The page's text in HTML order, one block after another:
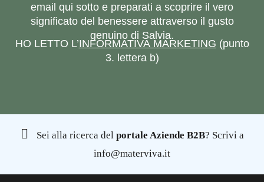
email qui sotto e preparati a scoprire il vero
significato del benessere attraverso il gusto
genuino di Salvia.
HO LETTO L’INFORMATIVA MARKETING (punto
3. lettera b)
Sei alla ricerca del portale Aziende B2B? Scrivi a
info@materviva.it